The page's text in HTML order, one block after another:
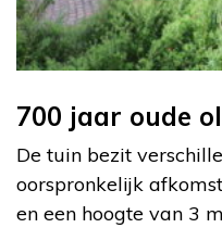
700 jaar oude
De tuin bezit
oorspronkelijk
en een hoogte van 3